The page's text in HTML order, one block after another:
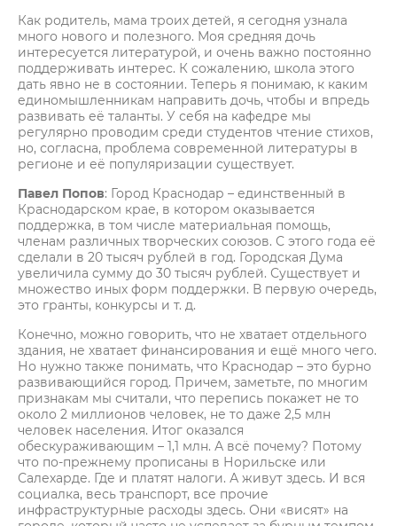
Как родитель, мама троих детей, я сегодня узнала
много нового и полезного. Моя средняя дочь
интересуется литературой, и очень важно постоянно
поддерживать интерес. К сожалению, школа этого
дать явно не в состоянии. Теперь я понимаю, к каким
единомышленникам направить дочь, чтобы и впредь
развивать её таланты. У себя на кафедре мы
регулярно проводим среди студентов чтение стихов,
но, согласна, проблема современной литературы в
регионе и её популяризации существует.
Павел Попов: Город Краснодар – единственный в
Краснодарском крае, в котором оказывается
поддержка, в том числе материальная помощь,
членам различных творческих союзов. С этого года её
сделали в 20 тысяч рублей в год. Городская Дума
увеличила сумму до 30 тысяч рублей. Существует и
множество иных форм поддержки. В первую очередь,
это гранты, конкурсы и т. д.
Конечно, можно говорить, что не хватает отдельного
здания, не хватает финансирования и ещё много чего.
Но нужно также понимать, что Краснодар – это бурно
развивающийся город. Причем, заметьте, по многим
признакам мы считали, что перепись покажет не то
около 2 миллионов человек, не то даже 2,5 млн
человек населения. Итог оказался
обескураживающим – 1,1 млн. А всё почему? Потому
что по-прежнему прописаны в Норильске или
Салехарде. Где и платят налоги. А живут здесь. И вся
социалка, весь транспорт, все прочие
инфраструктурные расходы здесь. Они «висят» на